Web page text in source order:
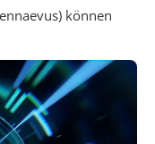
können